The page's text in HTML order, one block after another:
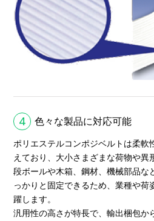
4 色々な製品に対応可能
ポリエステルコンポジベルトは柔軟
えており、大小さまざまな荷物や異
段ボールや木箱、鋼材、機械部品な
っかりと固定できるため、業種や荷
躍します。
汎用性の高さが特長で、輸出梱包か